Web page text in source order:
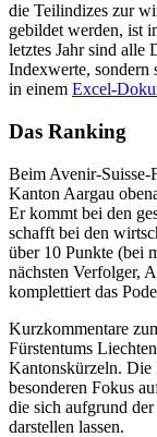
die Teilindizes zur
gebildet werden, ist
letztes Jahr sind alle
Indexwerte, sondern
in einem Excel-
Das Ranking
Beim Avenir-Suisse-
Kanton Aargau
Er kommt bei den
schafft bei den
über 10 Punkte (bei
nächsten Verfolger,
komplettiert das
Kurzkommentare
Fürstentums
Kantonskürzeln. Die
besonderen Fokus
die sich aufgrund
darstellen lassen.